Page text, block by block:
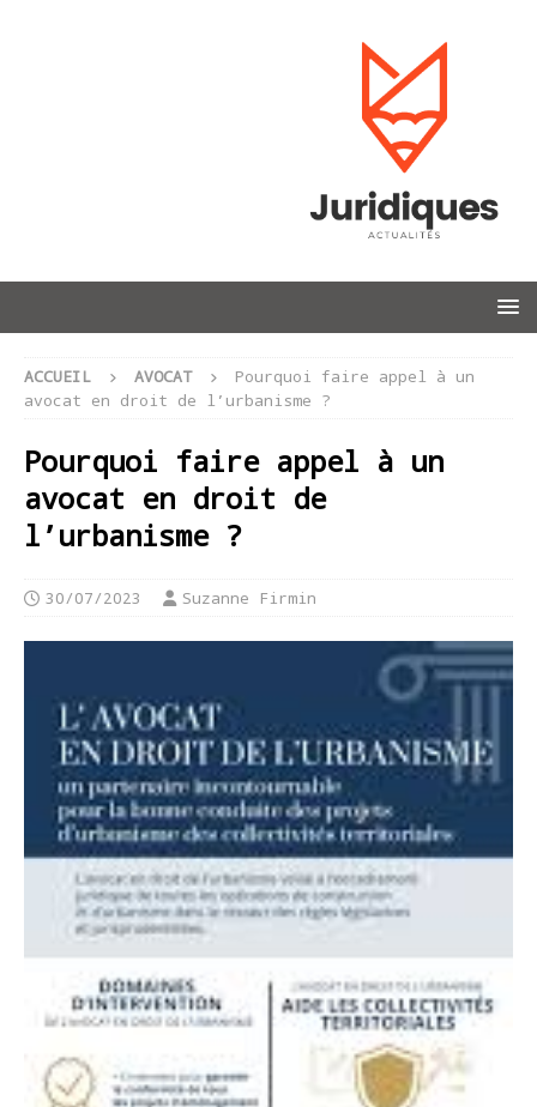
ACCUEIL AVOCAT
Pourquoi faire appel à un
avocat en droit de l’urbanisme ?
Pourquoi faire appel à un
avocat en droit de
l’urbanisme ?
30/07/2023 Suzanne Firmin